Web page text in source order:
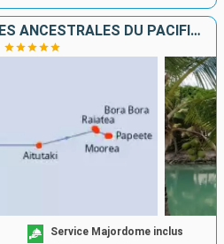
ARCHIPELS ET CULTURES ANCESTRALES DU PACIFIQUE SUD
Service Majordome inclus